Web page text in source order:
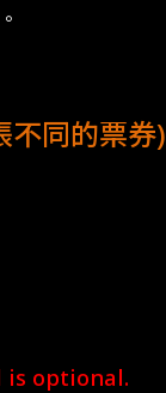
。
不同的票券)
is optional.